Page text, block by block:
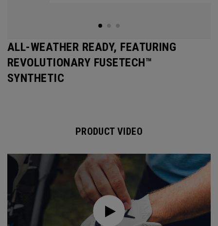
ALL-WEATHER READY, FEATURING
REVOLUTIONARY FUSETECH™
SYNTHETIC
PRODUCT VIDEO